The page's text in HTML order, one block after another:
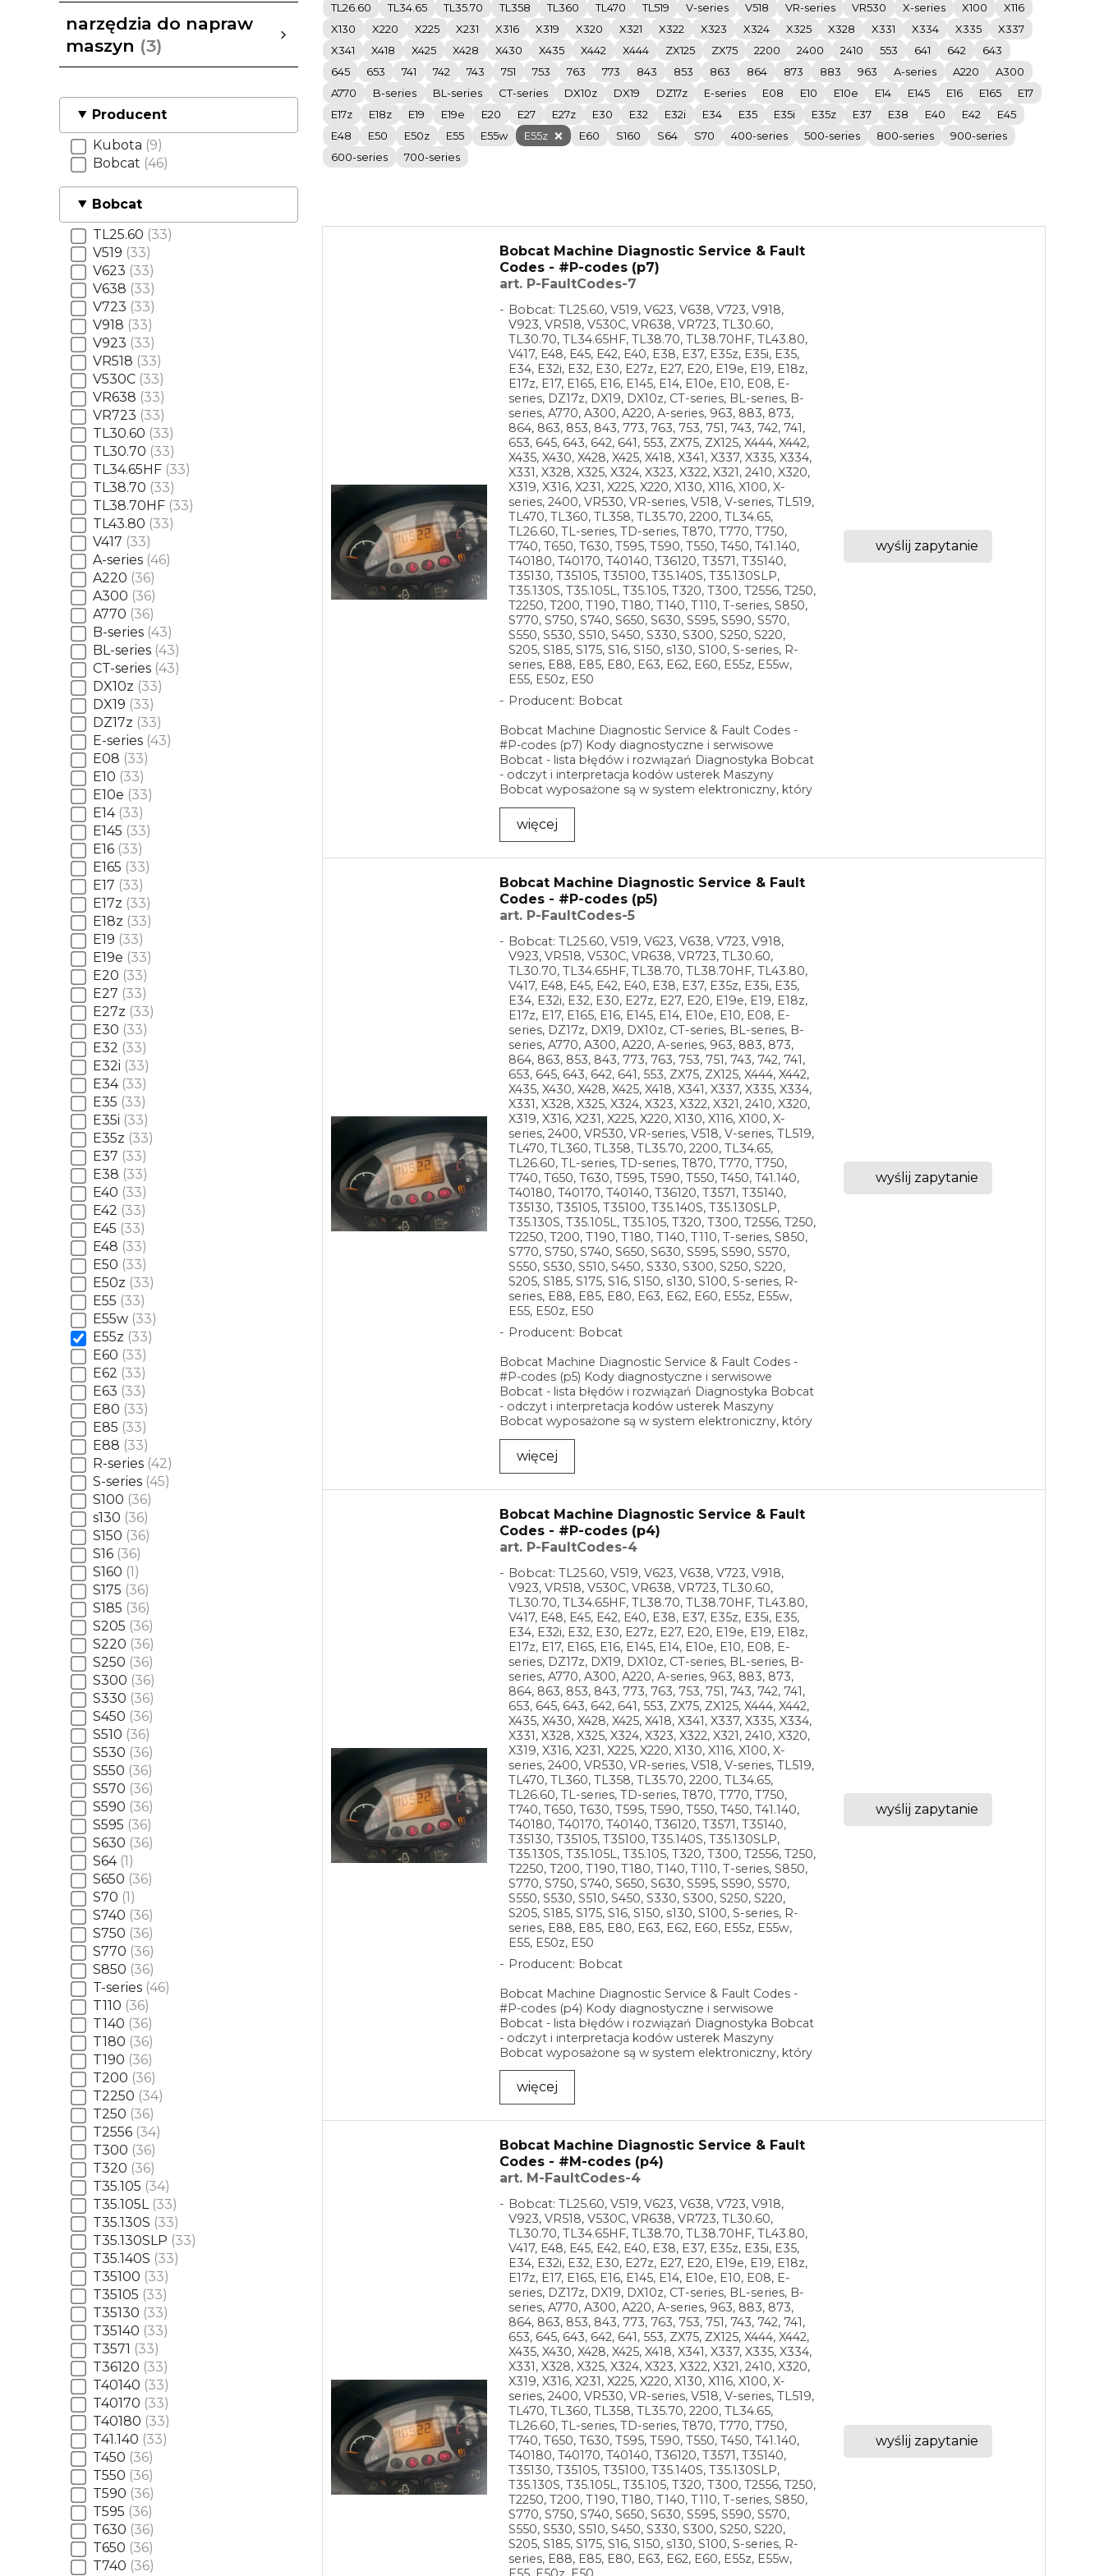
narzędzia do napraw
maszyn
3
Producent
Kubota 9
Bobcat 46
Bobcat
TL25.60 33
V519 33
V623 33
V638 33
V723 33
V918 33
V923 33
VR518 33
V530C 33
VR638 33
VR723 33
TL30.60 33
TL30.70 33
TL34.65HF 33
TL38.70 33
TL38.70HF 33
TL43.80 33
V417 33
A-series 46
A220 36
A300 36
A770 36
B-series 43
BL-series 43
CT-series 43
DX10z 33
DX19 33
DZ17z 33
E-series 43
E08 33
E10 33
E10e 33
E14 33
E145 33
E16 33
E165 33
E17 33
E17z 33
E18z 33
E19 33
E19e 33
E20 33
E27 33
E27z 33
E30 33
E32 33
E32i 33
E34 33
E35 33
E35i 33
E35z 33
E37 33
E38 33
E40 33
E42 33
E45 33
E48 33
E50 33
E50z 33
E55 33
E55w 33
E55z 33
E60 33
E62 33
E63 33
E80 33
E85 33
E88 33
R-series 42
S-series 45
S100 36
s130 36
S150 36
S16 36
S160 1
S175 36
S185 36
S205 36
S220 36
S250 36
S300 36
S330 36
S450 36
S510 36
S530 36
S550 36
S570 36
S590 36
S595 36
S630 36
S64 1
S650 36
S70 1
S740 36
S750 36
S770 36
S850 36
T-series 46
T110 36
T140 36
T180 36
T190 36
T200 36
T2250 34
T250 36
T2556 34
T300 36
T320 36
T35.105 34
T35.105L 33
T35.130S 33
T35.130SLP 33
T35.140S 33
T35100 33
T35105 33
T35130 33
T35140 33
T3571
33
T36120 33
T40140 33
T40170 33
T40180 33
T41.140 33
T450 36
T550 36
T590 36
T595 36
T630 36
T650 36
T740 36
TL26.60
TL34.65 TL35.70 TL358 TL360 TL470 TL519 V-series V518 VR-series VR530 X-series X100
X116
X130
X220 X225 X231 X316 X319 X320 X321 X322 X323 X324 X325 X328 X331 X334 X335
X337
X341
X418 X425 X428 X430 X435 X442 X444 ZX125 ZX75 2200 2400 2410 553 641 642
643
645
653 741 742 743 751 753 763 773 843 853 863 864 873 883 963 A-series A220
A300
A770
B-series BL-series CT-series DX10z DX19 DZ17z E-series E08 E10 E10e E14 E145 E16 E165
E17
E17z
E18z E19 E19e E20 E27 E27z E30 E32 E32i E34 E35 E35i E35z E37 E38 E40 E42
E45
E48
E50 E50z E55 E55w E55z E60 S160 S64 S70 400-series 500-series 800-series
900-series
600-series
700-series
Bobcat Machine Diagnostic Service & Fault
Codes - #P-codes (p7)
art. P-FaultCodes-7
Bobcat: TL25.60, V519, V623, V638, V723, V918,
V923, VR518, V530C, VR638, VR723, TL30.60,
TL30.70, TL34.65HF, TL38.70, TL38.70HF, TL43.80,
V417, E48, E45, E42, E40, E38, E37, E35z, E35i, E35,
E34, E32i, E32, E30, E27z, E27, E20, E19e, E19, E18z,
E17z, E17, E165, E16, E145, E14, E10e, E10, E08, E-
series, DZ17z, DX19, DX10z, CT-series, BL-series, B-
series, A770, A300, A220, A-series, 963, 883, 873,
864, 863, 853, 843, 773, 763, 753, 751, 743, 742, 741,
653, 645, 643, 642, 641, 553, ZX75, ZX125, X444, X442,
X435, X430, X428, X425, X418, X341, X337, X335, X334,
X331, X328, X325, X324, X323, X322, X321, 2410, X320,
X319, X316, X231, X225, X220, X130, X116, X100, X-
series, 2400, VR530, VR-series, V518, V-series, TL519,
TL470, TL360, TL358, TL35.70, 2200, TL34.65,
TL26.60, TL-series, TD-series, T870, T770, T750,
T740, T650, T630, T595, T590, T550, T450, T41.140,
T40180, T40170, T40140, T36120, T3571, T35140,
T35130, T35105, T35100, T35.140S, T35.130SLP,
T35.130S, T35.105L, T35.105, T320, T300, T2556, T250,
T2250, T200, T190, T180, T140, T110, T-series, S850,
S770, S750, S740, S650, S630, S595, S590, S570,
S550, S530, S510, S450, S330, S300, S250, S220,
S205, S185, S175, S16, S150, s130, S100, S-series, R-
series, E88, E85, E80, E63, E62, E60, E55z, E55w,
E55, E50z, E50
Producent: Bobcat
Bobcat Machine Diagnostic Service & Fault Codes -
#P-codes (p7) Kody diagnostyczne i serwisowe
Bobcat - lista błędów i rozwiązań Diagnostyka Bobcat
- odczyt i interpretacja kodów usterek Maszyny
Bobcat wyposażone są w system elektroniczny, który
...
więcej
wyślij zapytanie
Bobcat Machine Diagnostic Service & Fault
Codes - #P-codes (p5)
art. P-FaultCodes-5
Bobcat: TL25.60, V519, V623, V638, V723, V918,
V923, VR518, V530C, VR638, VR723, TL30.60,
TL30.70, TL34.65HF, TL38.70, TL38.70HF, TL43.80,
V417, E48, E45, E42, E40, E38, E37, E35z, E35i, E35,
E34, E32i, E32, E30, E27z, E27, E20, E19e, E19, E18z,
E17z, E17, E165, E16, E145, E14, E10e, E10, E08, E-
series, DZ17z, DX19, DX10z, CT-series, BL-series, B-
series, A770, A300, A220, A-series, 963, 883, 873,
864, 863, 853, 843, 773, 763, 753, 751, 743, 742, 741,
653, 645, 643, 642, 641, 553, ZX75, ZX125, X444, X442,
X435, X430, X428, X425, X418, X341, X337, X335, X334,
X331, X328, X325, X324, X323, X322, X321, 2410, X320,
X319, X316, X231, X225, X220, X130, X116, X100, X-
series, 2400, VR530, VR-series, V518, V-series, TL519,
TL470, TL360, TL358, TL35.70, 2200, TL34.65,
TL26.60, TL-series, TD-series, T870, T770, T750,
T740, T650, T630, T595, T590, T550, T450, T41.140,
T40180, T40170, T40140, T36120, T3571, T35140,
T35130, T35105, T35100, T35.140S, T35.130SLP,
T35.130S, T35.105L, T35.105, T320, T300, T2556, T250,
T2250, T200, T190, T180, T140, T110, T-series, S850,
S770, S750, S740, S650, S630, S595, S590, S570,
S550, S530, S510, S450, S330, S300, S250, S220,
S205, S185, S175, S16, S150, s130, S100, S-series, R-
series, E88, E85, E80, E63, E62, E60, E55z, E55w,
E55, E50z, E50
Producent: Bobcat
Bobcat Machine Diagnostic Service & Fault Codes -
#P-codes (p5) Kody diagnostyczne i serwisowe
Bobcat - lista błędów i rozwiązań Diagnostyka Bobcat
- odczyt i interpretacja kodów usterek Maszyny
Bobcat wyposażone są w system elektroniczny, który
...
więcej
wyślij zapytanie
Bobcat Machine Diagnostic Service & Fault
Codes - #P-codes (p4)
art. P-FaultCodes-4
Bobcat: TL25.60, V519, V623, V638, V723, V918,
V923, VR518, V530C, VR638, VR723, TL30.60,
TL30.70, TL34.65HF, TL38.70, TL38.70HF, TL43.80,
V417, E48, E45, E42, E40, E38, E37, E35z, E35i, E35,
E34, E32i, E32, E30, E27z, E27, E20, E19e, E19, E18z,
E17z, E17, E165, E16, E145, E14, E10e, E10, E08, E-
series, DZ17z, DX19, DX10z, CT-series, BL-series, B-
series, A770, A300, A220, A-series, 963, 883, 873,
864, 863, 853, 843, 773, 763, 753, 751, 743, 742, 741,
653, 645, 643, 642, 641, 553, ZX75, ZX125, X444, X442,
X435, X430, X428, X425, X418, X341, X337, X335, X334,
X331, X328, X325, X324, X323, X322, X321, 2410, X320,
X319, X316, X231, X225, X220, X130, X116, X100, X-
series, 2400, VR530, VR-series, V518, V-series, TL519,
TL470, TL360, TL358, TL35.70, 2200, TL34.65,
TL26.60, TL-series, TD-series, T870, T770, T750,
T740, T650, T630, T595, T590, T550, T450, T41.140,
T40180, T40170, T40140, T36120, T3571, T35140,
T35130, T35105, T35100, T35.140S, T35.130SLP,
T35.130S, T35.105L, T35.105, T320, T300, T2556, T250,
T2250, T200, T190, T180, T140, T110, T-series, S850,
S770, S750, S740, S650, S630, S595, S590, S570,
S550, S530, S510, S450, S330, S300, S250, S220,
S205, S185, S175, S16, S150, s130, S100, S-series, R-
series, E88, E85, E80, E63, E62, E60, E55z, E55w,
E55, E50z, E50
Producent: Bobcat
Bobcat Machine Diagnostic Service & Fault Codes -
#P-codes (p4) Kody diagnostyczne i serwisowe
Bobcat - lista błędów i rozwiązań Diagnostyka Bobcat
- odczyt i interpretacja kodów usterek Maszyny
Bobcat wyposażone są w system elektroniczny, który
...
więcej
wyślij zapytanie
Bobcat Machine Diagnostic Service & Fault
Codes - #M-codes (p4)
art. M-FaultCodes-4
Bobcat: TL25.60, V519, V623, V638, V723, V918,
V923, VR518, V530C, VR638, VR723, TL30.60,
TL30.70, TL34.65HF, TL38.70, TL38.70HF, TL43.80,
V417, E48, E45, E42, E40, E38, E37, E35z, E35i, E35,
E34, E32i, E32, E30, E27z, E27, E20, E19e, E19, E18z,
E17z, E17, E165, E16, E145, E14, E10e, E10, E08, E-
series, DZ17z, DX19, DX10z, CT-series, BL-series, B-
series, A770, A300, A220, A-series, 963, 883, 873,
864, 863, 853, 843, 773, 763, 753, 751, 743, 742, 741,
653, 645, 643, 642, 641, 553, ZX75, ZX125, X444, X442,
X435, X430, X428, X425, X418, X341, X337, X335, X334,
X331, X328, X325, X324, X323, X322, X321, 2410, X320,
X319, X316, X231, X225, X220, X130, X116, X100, X-
series, 2400, VR530, VR-series, V518, V-series, TL519,
TL470, TL360, TL358, TL35.70, 2200, TL34.65,
TL26.60, TL-series, TD-series, T870, T770, T750,
T740, T650, T630, T595, T590, T550, T450, T41.140,
T40180, T40170, T40140, T36120, T3571, T35140,
T35130, T35105, T35100, T35.140S, T35.130SLP,
T35.130S, T35.105L, T35.105, T320, T300, T2556, T250,
T2250, T200, T190, T180, T140, T110, T-series, S850,
S770, S750, S740, S650, S630, S595, S590, S570,
S550, S530, S510, S450, S330, S300, S250, S220,
S205, S185, S175, S16, S150, s130, S100, S-series, R-
series, E88, E85, E80, E63, E62, E60, E55z, E55w,
wyślij zapytanie